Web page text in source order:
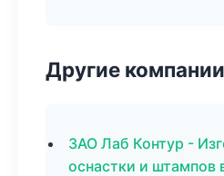
Другие компании
ЗАО Лаб Контур -
оснастки и штампов